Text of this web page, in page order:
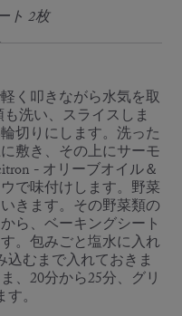
ト 2枚
く叩きながら水気を取
洗い、スライスしま
切りにします。洗った
敷き、その上にサーモ
- オリーブオイル＆
で味付けします。野菜
きます。その野菜類の
ら、ベーキングシート
。包みごと塩水に入れ
込むまで入れておきま
、20分から25分、グリ
。